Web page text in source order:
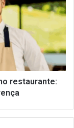
restaurante: